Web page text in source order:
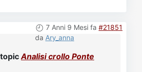
7 Anni 9 Mesi fa #21851
da Ary_anna
Analisi crollo Ponte